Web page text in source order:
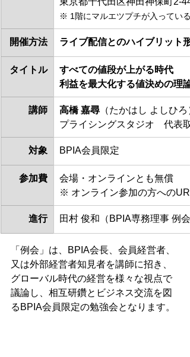
※ 1階にマルエツプチが入ってい
開催方法 ライブ配信とのハイブリット
タイトル
すべての値段が上がる時代
利益を最大化する値決めの理論
講師 高橋 嘉尋 （たかはし よしひろ
プライシングスタジオ　代表
対象 BPIA会員限定
参加費
会場・オンラインとも無償
※ オンライン参加の方への
進行 田村 俊和（BPIA専務理事 例
「例会」は、BPIA会長、会員経営者、
又は外部経営者知見者を講師に招き、
グローバル時代の経営を様々な視点で
議論し、相互研鑽とビジネス交流を図
るBPIA会員限定の勉強会となります。